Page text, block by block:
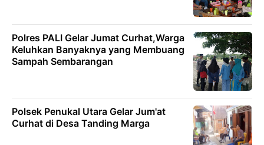
Polres PALI Gelar Jumat Curhat,Warga
Keluhkan Banyaknya yang Membuang
Sampah Sembarangan
Polsek Penukal Utara Gelar Jum'at
Curhat di Desa Tanding Marga